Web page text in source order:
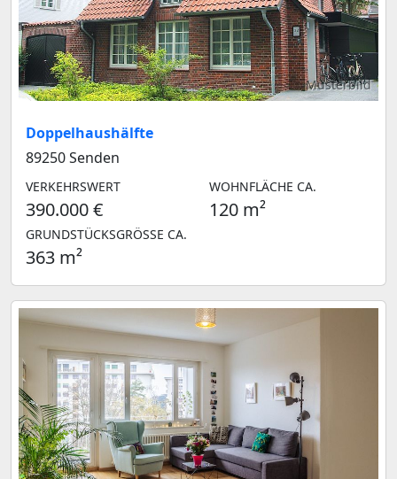
Musterbild
Doppelhaushälfte
89250 Senden
VERKEHRSWERT
390.000 €
WOHNFLÄCHE CA.
120 m²
GRUNDSTÜCKSGRÖSSE CA.
363 m²